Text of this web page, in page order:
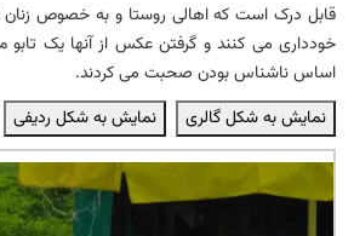
قابل درک است که اهالی روستا و به خصوص زنان
خودداری می کنند و گرفتن عکس از آنها یک تابو
اساس ناشناس بودن صحبت می کردند.
نمایش به شکل گالری
نمایش به شکل ردیفی